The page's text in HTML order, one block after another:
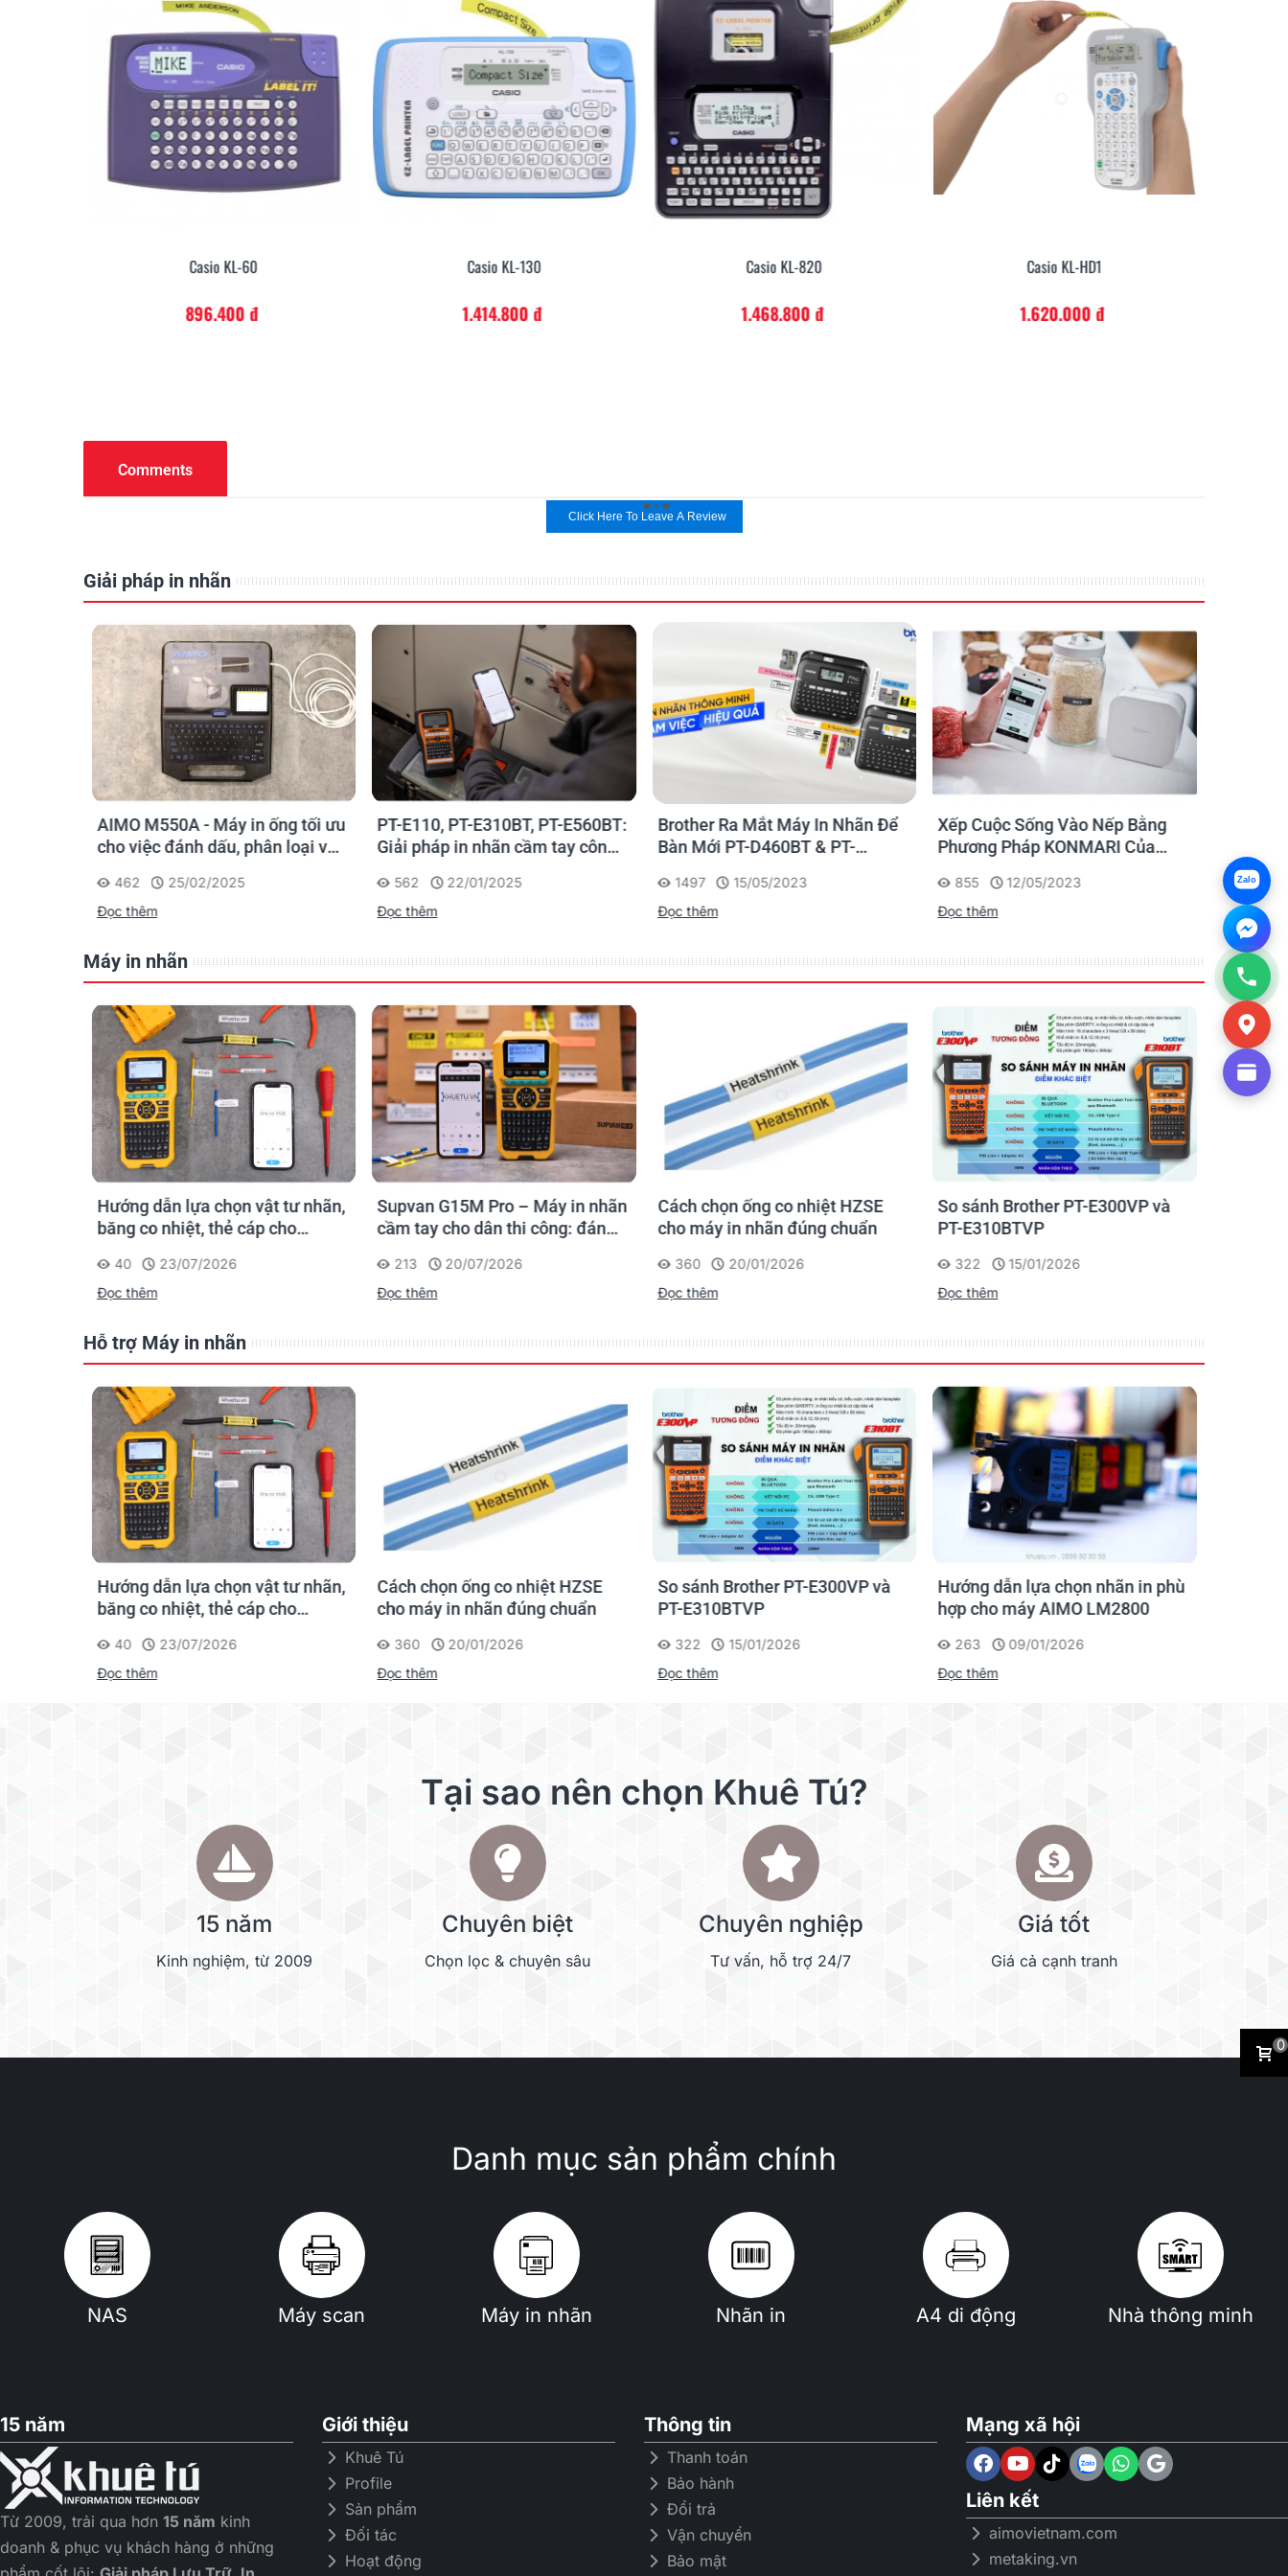
Casio KL-60
896.400 đ
Casio KL-130
1.414.800 đ
Casio KL-820
1.468.800 đ
Casio KL-HD1
1.620.000 đ
Comments
Click Here To Leave A Review
Giải pháp in nhãn
AIMO M550A - Máy in ống tối ưu
cho việc đánh dấu, phân loại và
462
25/02/2025
Đọc thêm
PT-E110, PT-E310BT, PT-E560BT:
Giải pháp in nhãn cầm tay công
562
22/01/2025
Đọc thêm
Brother Ra Mắt Máy In Nhãn Để
Bàn Mới PT-D460BT & PT-
Cho Dân Văn Phòng
1497
15/05/2023
Đọc thêm
Xếp Cuộc Sống Vào Nếp Bằng
Phương Pháp KONMARI Của
855
12/05/2023
Đọc thêm
1175
Đọc thêm
Máy in nhãn
Hướng dẫn lựa chọn vật tư nhãn,
băng co nhiệt, thẻ cáp cho
40
23/07/2026
Đọc thêm
Supvan G15M Pro – Máy in nhãn
cầm tay cho dân thi công: đánh
công trình
213
20/07/2026
Đọc thêm
Cách chọn ống co nhiệt HZSE
cho máy in nhãn đúng chuẩn
360
20/01/2026
Đọc thêm
So sánh Brother PT-E300VP và
PT-E310BTVP
322
15/01/2026
Đọc thêm
Hỗ trợ Máy in nhãn
Hướng dẫn lựa chọn vật tư nhãn,
băng co nhiệt, thẻ cáp cho
40
23/07/2026
Đọc thêm
Cách chọn ống co nhiệt HZSE
cho máy in nhãn đúng chuẩn
360
20/01/2026
Đọc thêm
So sánh Brother PT-E300VP và
PT-E310BTVP
322
15/01/2026
Đọc thêm
Hướng dẫn lựa chọn nhãn in phù
hợp cho máy AIMO LM2800
263
09/01/2026
Đọc thêm
Tại sao nên chọn Khuê Tú?
15 năm
Kinh nghiệm, từ 2009
Chuyên biệt
Chọn lọc & chuyên sâu
Chuyên nghiệp
Tư vấn, hỗ trợ 24/7
Giá tốt
Giá cả cạnh tranh
Danh mục sản phẩm chính
NAS Máy scan Máy in nhãn Nhãn in A4 di động Nhà thông minh
15 năm
Từ 2009, trải qua hơn 15 năm kinh
doanh & phục vụ khách hàng ở những
Giới thiệu
Khuê Tú
Profile
Sản phẩm
Đối tác
Hoạt động
Thông tin
Thanh toán
Bảo hành
Đổi trả
Vận chuyển
Bảo mật
Mạng xã hội
Liên kết
aimovietnam.com
metaking.vn
0
Zalo